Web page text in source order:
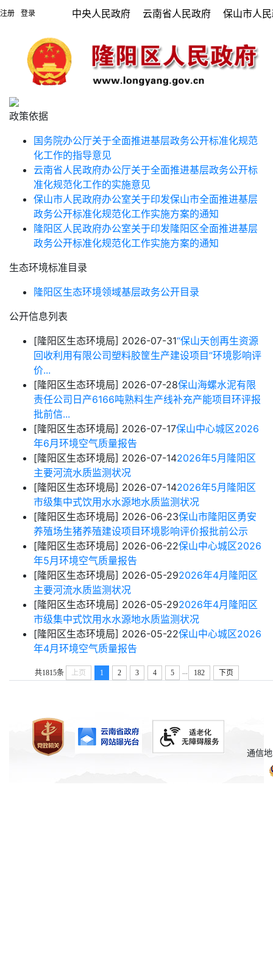
注册 登录 中央人民政府 云南省人民政府 保山市人
政策依据
国务院办公厅关于全面推进基层政务公开标准化规范
化工作的指导意见
云南省人民政府办公厅关于全面推进基层政务公开标
准化规范化工作的实施意见
保山市人民政府办公室关于印发保山市全面推进基层
政务公开标准化规范化工作实施方案的通知
隆阳区人民政府办公室关于印发隆阳区全面推进基层
政务公开标准化规范化工作实施方案的通知
生态环境标准目录
隆阳区生态环境领域基层政务公开目录
公开信息列表
[隆阳区生态环境局] 2026-07-31“保山天创再生资源
回收利用有限公司塑料胶筐生产建设项目”环境影响评
价...
[隆阳区生态环境局] 2026-07-28保山海螺水泥有限
责任公司日产6166吨熟料生产线补充产能项目环评报
批前信...
[隆阳区生态环境局] 2026-07-17保山中心城区2026
年6月环境空气质量报告
[隆阳区生态环境局] 2026-07-142026年5月隆阳区
主要河流水质监测状况
[隆阳区生态环境局] 2026-07-142026年5月隆阳区
市级集中式饮用水水源地水质监测状况
[隆阳区生态环境局] 2026-06-23保山市隆阳区勇安
养殖场生猪养殖建设项目环境影响评价报批前公示
[隆阳区生态环境局] 2026-06-22保山中心城区2026
年5月环境空气质量报告
[隆阳区生态环境局] 2026-05-292026年4月隆阳区
主要河流水质监测状况
[隆阳区生态环境局] 2026-05-292026年4月隆阳区
市级集中式饮用水水源地水质监测状况
[隆阳区生态环境局] 2026-05-22保山中心城区2026
年4月环境空气质量报告
共1815条 上页 1 2 3 4 5 ... 182 下页
通信